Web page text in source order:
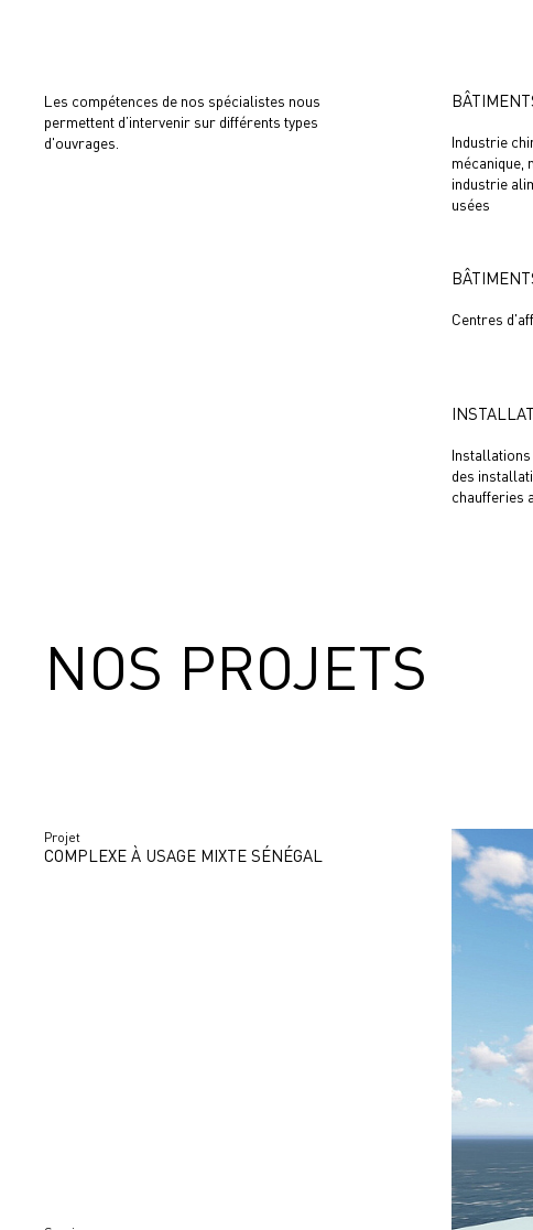
Les compétences de nos spécialistes nous
permettent d’intervenir sur différents types
d'ouvrages.
Industrie
mécanique,
industrie
usées
Centres
des
chaufferies
NOS PROJETS
Projet
COMPLEXE À USAGE MIXTE SÉNÉGAL